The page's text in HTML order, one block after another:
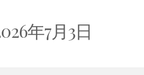
年7月3日